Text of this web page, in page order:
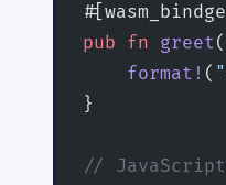
pub fn greet
    format!
(
}
// JavaScript